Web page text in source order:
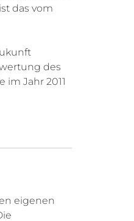
das vom
des
im Jahr 2011
eigenen